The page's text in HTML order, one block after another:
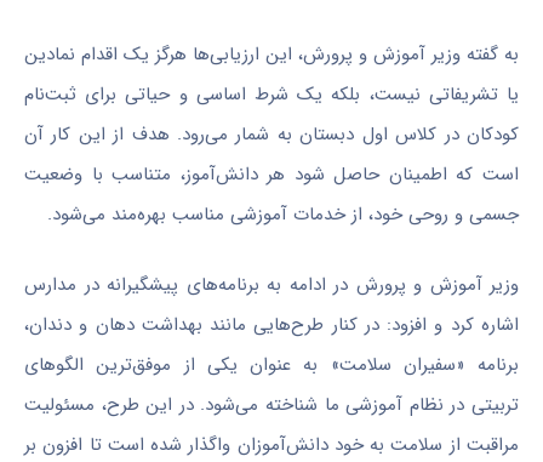
به گفته وزیر آموزش و پرورش، این ارزیابی‌ها هرگز یک اقدام نمادین
یا تشریفاتی نیست، بلکه یک شرط اساسی و حیاتی برای ثبت‌نام
کودکان در کلاس اول دبستان به شمار می‌رود. هدف از این کار آن
است که اطمینان حاصل شود هر دانش‌آموز، متناسب با وضعیت
جسمی و روحی خود، از خدمات آموزشی مناسب بهره‌مند می‌شود.
وزیر آموزش و پرورش در ادامه به برنامه‌های پیشگیرانه در مدارس
اشاره کرد و افزود: در کنار طرح‌هایی مانند بهداشت دهان و دندان،
برنامه «سفیران سلامت» به عنوان یکی از موفق‌ترین الگوهای
تربیتی در نظام آموزشی ما شناخته می‌شود. در این طرح، مسئولیت
مراقبت از سلامت به خود دانش‌آموزان واگذار شده است تا افزون بر